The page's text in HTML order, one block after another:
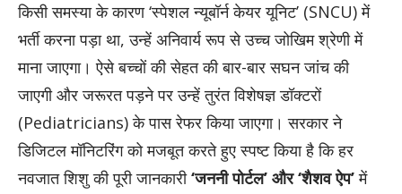
किसी समस्या के कारण ‘स्पेशल न्यूबॉर्न केयर यूनिट’ (SNCU) में
भर्ती करना पड़ा था, उन्हें अनिवार्य रूप से उच्च जोखिम श्रेणी में
माना जाएगा। ऐसे बच्चों की सेहत की बार-बार सघन जांच की
जाएगी और जरूरत पड़ने पर उन्हें तुरंत विशेषज्ञ डॉक्टरों
(Pediatricians) के पास रेफर किया जाएगा। सरकार ने
डिजिटल मॉनिटरिंग को मजबूत करते हुए स्पष्ट किया है कि हर
नवजात शिशु की पूरी जानकारी‘जननी पोर्टल’ और ‘शैशव ऐप’में